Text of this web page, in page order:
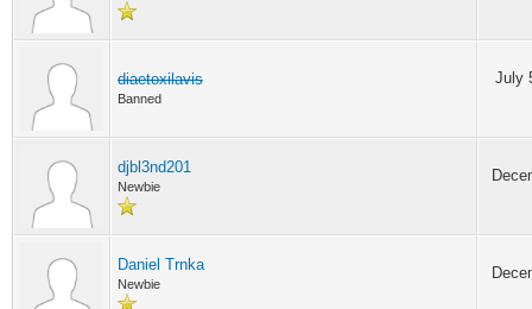
diaetoxilavis
Banned
July
djbl3nd201
Newbie
Daniel Trnka
Newbie